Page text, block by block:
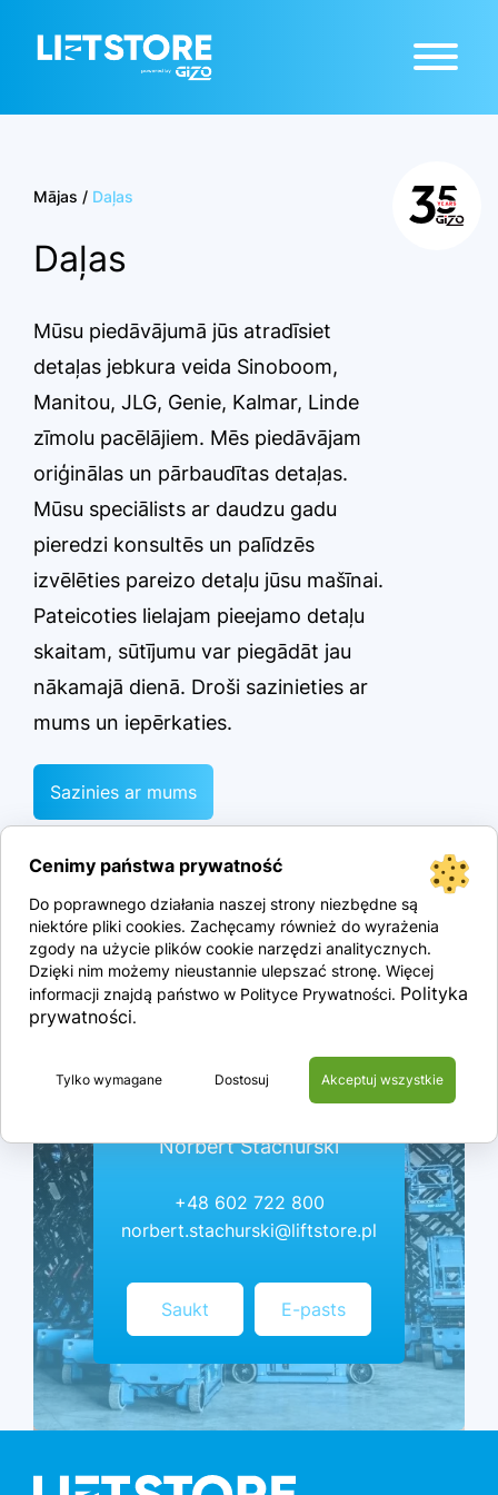
Mājas / Daļas
Daļas
Mūsu piedāvājumā jūs atradīsiet
detaļas jebkura veida Sinoboom,
Manitou, JLG, Genie, Kalmar, Linde
zīmolu pacēlājiem. Mēs piedāvājam
oriģinālas un pārbaudītas detaļas.
Mūsu speciālists ar daudzu gadu
pieredzi konsultēs un palīdzēs
izvēlēties pareizo detaļu jūsu mašīnai.
Pateicoties lielajam pieejamo detaļu
skaitam, sūtījumu var piegādāt jau
nākamajā dienā. Droši sazinieties ar
mums un iepērkaties.
Sazinies ar mums
Norbert Stachurski
+48 602 722 800
norbert.stachurski@liftstore.pl
Saukt E-pasts
Cenimy państwa prywatność
Do poprawnego działania naszej strony niezbędne są
niektóre pliki cookies. Zachęcamy również do wyrażenia
zgody na użycie plików cookie narzędzi analitycznych.
Dzięki nim możemy nieustannie ulepszać stronę. Więcej
informacji znajdą państwo w Polityce Prywatności. Polityka
prywatności.
Dostosuj
Tylko wymagane Akceptuj wszystkie